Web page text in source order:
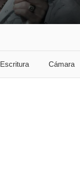
Escritura Cámara